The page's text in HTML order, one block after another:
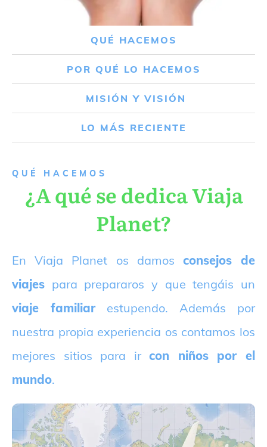
QUÉ HACEMOS
POR QUÉ LO HACEMOS
MISIÓN Y VISIÓN
LO MÁS RECIENTE
QUÉ HACEMOS
¿A qué se dedica Viaja
Planet?
En Viaja Planet os damos consejos de
viajes para prepararos y que tengáis un
viaje familiarestupendo. Además por
nuestra propia experiencia os contamos los
mejores sitios para ircon niños por el
mundo.